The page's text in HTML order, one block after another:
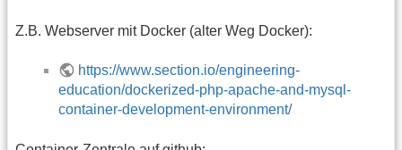
Z.B. Webserver mit Docker (alter Weg Docker):
https://www.section.io/engineering-
education/dockerized-php-apache-and-mysql-
container-development-environment/